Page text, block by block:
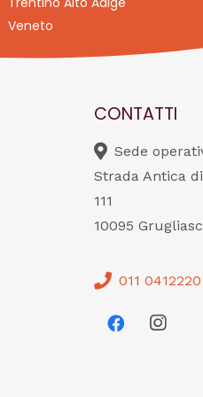
Veneto
CONTATTI
Sede
Strada Antica
111
10095
011 0412220